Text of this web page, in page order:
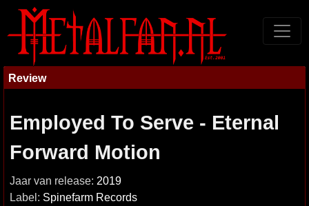
Review
Employed To Serve - Eternal
Forward Motion
Jaar van release: 2019
Label: Spinefarm Records